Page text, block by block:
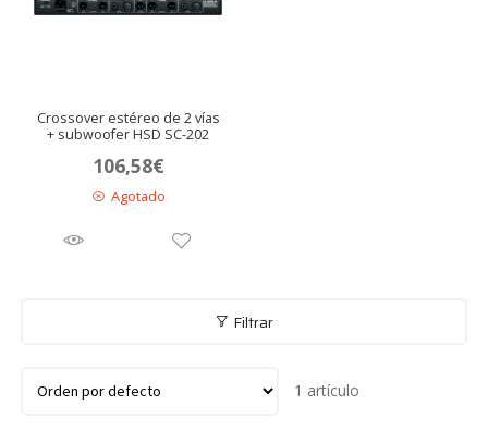
Crossover estéreo de 2 vías
+ subwoofer HSD SC-202
106,58€
Agotado
Filtrar
1 artículo